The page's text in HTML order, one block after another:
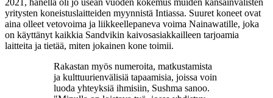
yritysten koneistuslaitteiden myynnistä Intiassa. Suuret koneet ovat
aina olleet vetovoima ja liikkeellepaneva voima Nainawatille, joka
on käyttänyt kaikkia Sandvikin kaivosasiakkailleen tarjoamia
laitteita ja tietää, miten jokainen kone toimii.
Rakastan myös numeroita, matkustamista
ja kulttuurienvälisiä tapaamisia, joissa voin
luoda yhteyksiä ihmisiin, Sushma sanoo.